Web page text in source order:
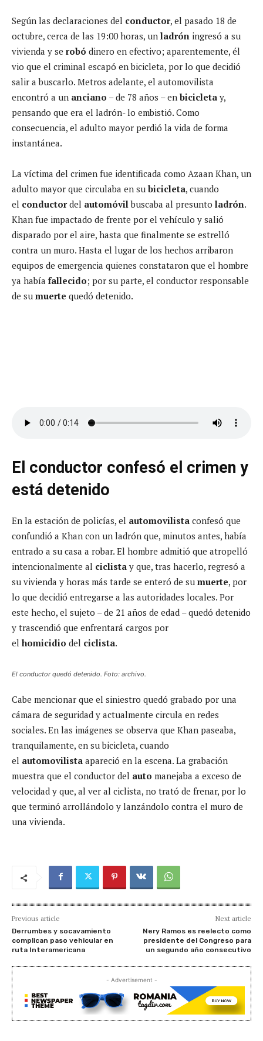
Según las declaraciones del conductor, el pasado 18 de
octubre, cerca de las 19:00 horas, un ladrón ingresó a su
vivienda y se robó dinero en efectivo; aparentemente, él
vio que el criminal escapó en bicicleta, por lo que decidió
salir a buscarlo. Metros adelante, el automovilista
encontró a un anciano – de 78 años – en bicicleta y,
pensando que era el ladrón- lo embistió. Como
consecuencia, el adulto mayor perdió la vida de forma
instantánea.
La víctima del crimen fue identificada como Azaan Khan, un
adulto mayor que circulaba en su bicicleta, cuando
el conductordel automóvil buscaba al presunto ladrón.
Khan fue impactado de frente por el vehículo y salió
disparado por el aire, hasta que finalmente se estrelló
contra un muro. Hasta el lugar de los hechos arribaron
equipos de emergencia quienes constataron que el hombre
ya había fallecido; por su parte, el conductor responsable
de su muerte quedó detenido.
El conductor confesó el crimen y
está detenido
En la estación de policías, el automovilista confesó que
confundió a Khan con un ladrón que, minutos antes, había
entrado a su casa a robar. El hombre admitió que atropelló
intencionalmente al ciclista y que, tras hacerlo, regresó a
su vivienda y horas más tarde se enteró de su muerte, por
lo que decidió entregarse a las autoridades locales. Por
este hecho, el sujeto – de 21 años de edad – quedó detenido
y trascendió que enfrentará cargos por
el homicidio del ciclista.
El conductor quedó detenido. Foto: archivo.
Cabe mencionar que el siniestro quedó grabado por una
cámara de seguridad y actualmente circula en redes
sociales. En las imágenes se observa que Khan paseaba,
tranquilamente, en su bicicleta, cuando
el automovilista apareció en la escena. La grabación
muestra que el conductor del auto manejaba a exceso de
velocidad y que, al ver al ciclista, no trató de frenar, por lo
que terminó arrollándolo y lanzándolo contra el muro de
una vivienda.
Previous article
Derrumbes y socavamiento
complican paso vehicular en
ruta Interamericana
Next article
Nery Ramos es reelecto como
presidente del Congreso para
un segundo año consecutivo
- Advertisement -